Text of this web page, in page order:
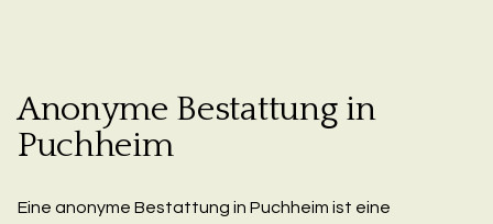
Anonyme Bestattung in
Puchheim
Eine anonyme Bestattung in Puchheim ist eine